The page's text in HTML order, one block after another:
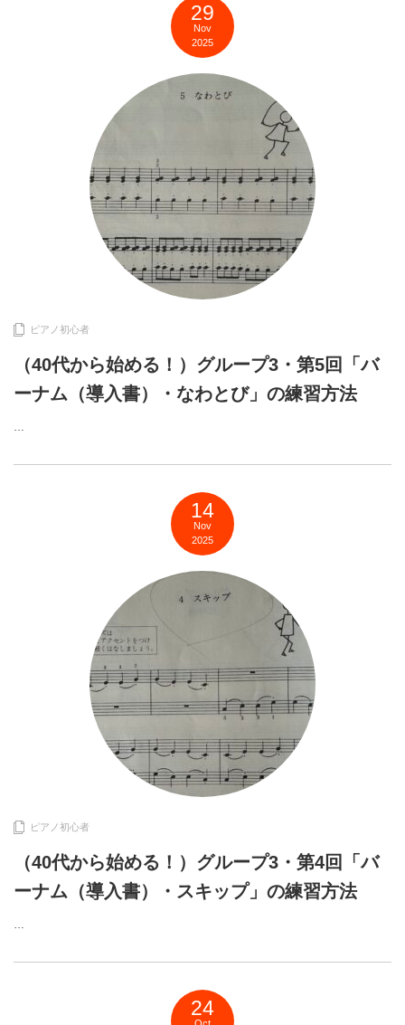
29
Nov
2025
ピアノ初心者
（40代から始める！）グループ3・第5回「バ
ーナム（導入書）・なわとび」の練習方法
…
14
Nov
2025
ピアノ初心者
（40代から始める！）グループ3・第4回「バ
ーナム（導入書）・スキップ」の練習方法
…
24